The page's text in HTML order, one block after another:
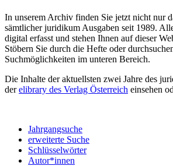
In unserem Archiv finden Sie jetzt nicht nur
sämtlicher juridikum Ausgaben seit 1989.
digital erfasst und stehen Ihnen auf dieser
Stöbern Sie durch die Hefte oder
Suchmöglichkeiten im unteren Bereich.
Die Inhalte der aktuellsten zwei Jahre des
derelibrary des Verlag Österreich einsehen
Jahrgangsuche
erweiterte Suche
Schlüsselwörter
Autor*innen